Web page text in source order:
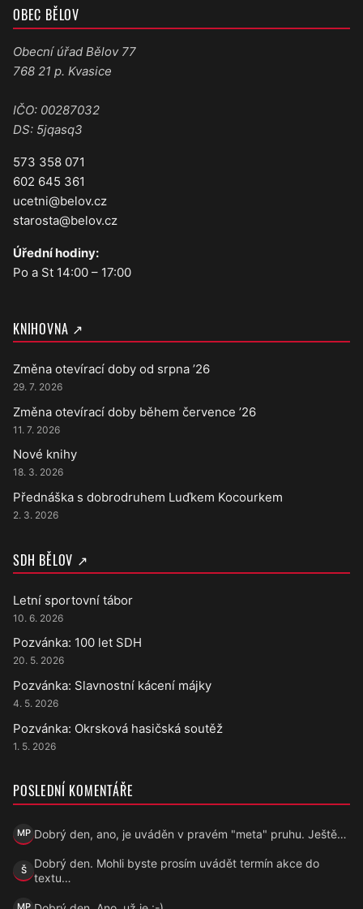
OBEC BĚLOV
Obecní úřad Bělov 77
768 21 p. Kvasice
IČO: 00287032
DS: 5jqasq3
573 358 071
602 645 361
ucetni@belov.cz
starosta@belov.cz
Úřední hodiny:
Po a St 14:00 – 17:00
KNIHOVNA ↗
Změna otevírací doby od srpna ’26
29. 7. 2026
Změna otevírací doby během července ’26
11. 7. 2026
Nové knihy
18. 3. 2026
Přednáška s dobrodruhem Luďkem Kocourkem
2. 3. 2026
SDH BĚLOV ↗
Letní sportovní tábor
10. 6. 2026
Pozvánka: 100 let SDH
20. 5. 2026
Pozvánka: Slavnostní kácení májky
4. 5. 2026
Pozvánka: Okrsková hasičská soutěž
1. 5. 2026
POSLEDNÍ KOMENTÁŘE
MPMarek Přecechtěl
Dobrý den, ano, je uváděn v pravém "meta" pruhu. Ještě…
ŠŠárka
Dobrý den. Mohli byste prosím uvádět termín akce do
textu…